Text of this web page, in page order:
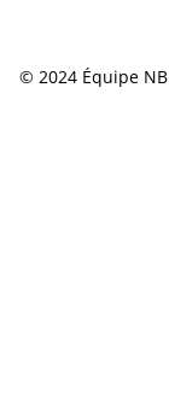
© 2024 Équipe NB